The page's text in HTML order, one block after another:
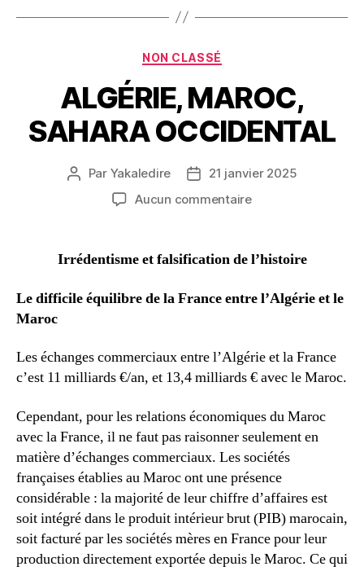
Catégories
NON CLASSÉ
ALGÉRIE, MAROC,
SAHARA OCCIDENTAL
Auteur
Par Yakaledire
Date21 janvier 2025
Aucun commentairesur
SAHARA
Irrédentisme et falsification de l’histoire
Le difficile équilibre de la France entre l’Algérie et le
Maroc
Les échanges commerciaux entre l’Algérie et la France
c’est 11 milliards €/an, et 13,4 milliards € avec le Maroc.
Cependant, pour les relations économiques du Maroc
avec la France, il ne faut pas raisonner seulement en
matière d’échanges commerciaux. Les sociétés
françaises établies au Maroc ont une présence
considérable : la majorité de leur chiffre d’affaires est
soit intégré dans le produit intérieur brut (PIB) marocain,
soit facturé par les sociétés mères en France pour leur
production directement exportée depuis le Maroc. Ce qui